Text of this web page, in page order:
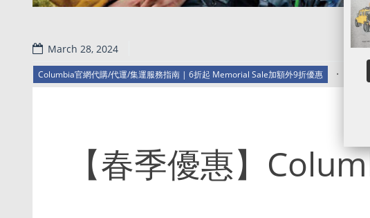
March 28, 2024
Columbia官網代購/代運/集運服務指南 | 6折起 Memorial Sale加額外9折優惠 .
【春季優惠】